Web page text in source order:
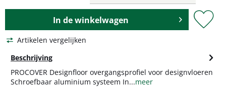
In dewinkelwagen
Artikelen vergelijken
Beschrijving
PROCOVER Designfloor overgangsprofiel voor designvloeren
Schroefbaar aluminium systeem In...meer